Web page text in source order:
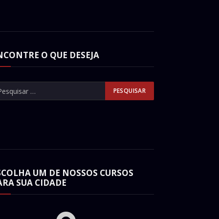
O QUE DESEJA
UM DE NOSSOS CURSOS
SUA CIDADE